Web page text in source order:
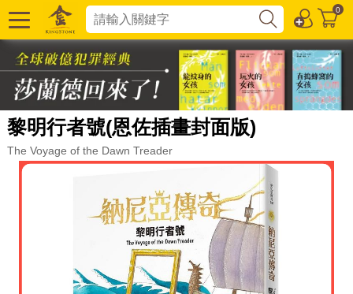
0
黎明行者號(恩佐插畫封面版)
The Voyage of the Dawn Treader